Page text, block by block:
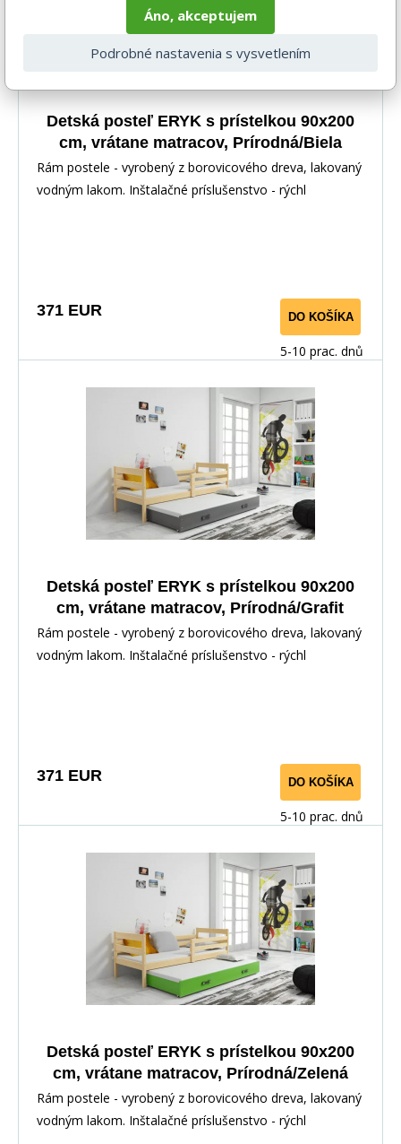
Detská posteľ ERYK s prístelkou 90x200
cm, vrátane matracov, Prírodná/Biela
Rám postele - vyrobený z borovicového dreva, lakovaný
vodným lakom. Inštalačné príslušenstvo - rýchl
371 EUR DO KOŠÍKA
5-10 prac. dnů
Detská posteľ ERYK s prístelkou 90x200
cm, vrátane matracov, Prírodná/Grafit
Rám postele - vyrobený z borovicového dreva, lakovaný
vodným lakom. Inštalačné príslušenstvo - rýchl
371 EUR DO KOŠÍKA
5-10 prac. dnů
Detská posteľ ERYK s prístelkou 90x200
cm, vrátane matracov, Prírodná/Zelená
Rám postele - vyrobený z borovicového dreva, lakovaný
vodným lakom. Inštalačné príslušenstvo - rýchl
Áno, akceptujem
Podrobné nastavenia s vysvetlením